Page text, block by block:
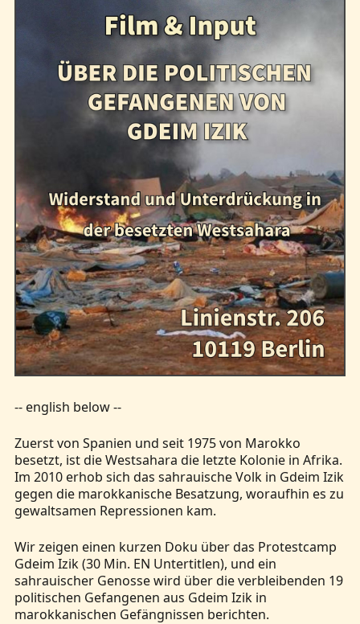
-- english below --
Zuerst von Spanien und seit 1975 von Marokko
besetzt, ist die Westsahara die letzte Kolonie in Afrika.
Im 2010 erhob sich das sahrauische Volk in Gdeim Izik
gegen die marokkanische Besatzung, woraufhin es zu
gewaltsamen Repressionen kam.
Wir zeigen einen kurzen Doku über das Protestcamp
Gdeim Izik (30 Min. EN Untertitlen), und ein
sahrauischer Genosse wird über die verbleibenden 19
politischen Gefangenen aus Gdeim Izik in
marokkanischen Gefängnissen berichten.